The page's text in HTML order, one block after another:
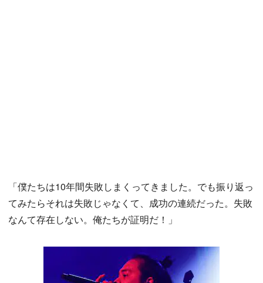
「僕たちは10年間失敗しまくってきました。でも振り返っ
てみたらそれは失敗じゃなくて、成功の連続だった。失敗
なんて存在しない。俺たちが証明だ！」